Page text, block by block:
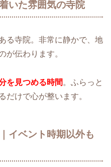
いた雰囲気の寺院
る寺院。非常に静かで、地
が伝わります。
を見つめる時間 。ふらっと
だけで心が整います。
イベント時期以外も